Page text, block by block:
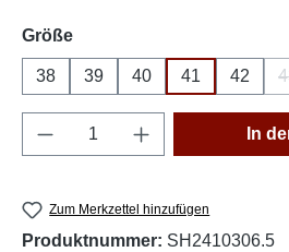
Größeauswählen
38 39 40 41 42
Produkt Anzahl: Gib In
Zum Merkzettel hinzufügen
Produktnummer: SH2410306.5